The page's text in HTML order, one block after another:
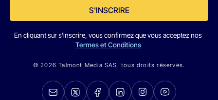
S'INSCRIRE
En cliquant sur s'inscrire, vous confirmez que vous acceptez nos
Termes et Conditions
© 2026 Talmont Media SAS. tous droits réservés.